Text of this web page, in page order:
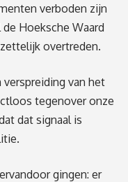
verboden zijn
Hoeksche Waard
overtreden.
van het
tegenover onze
dat signaal is
gingen: er